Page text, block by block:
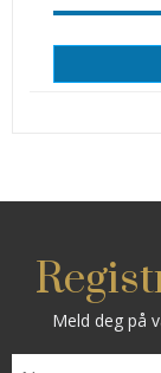
Meld deg på